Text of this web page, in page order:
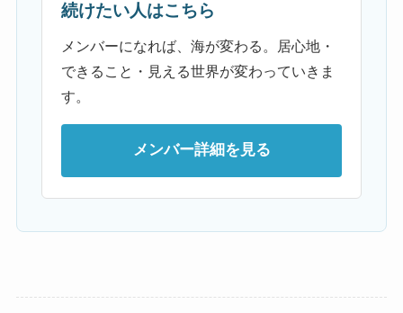
続けたい人はこちら
メンバーになれば、海が変わる。居心地・
できること・見える世界が変わっていきま
す。
メンバー詳細を見る